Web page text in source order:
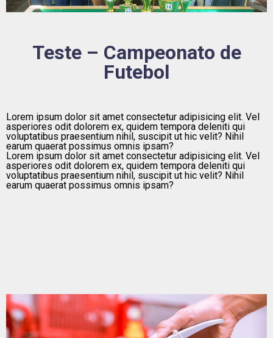
Teste – Campeonato de
Futebol
Lorem ipsum dolor sit amet consectetur adipisicing elit. Vel
asperiores odit dolorem ex, quidem tempora deleniti qui
voluptatibus praesentium nihil, suscipit ut hic velit? Nihil
earum quaerat possimus omnis ipsam?
Lorem ipsum dolor sit amet consectetur adipisicing elit. Vel
asperiores odit dolorem ex, quidem tempora deleniti qui
voluptatibus praesentium nihil, suscipit ut hic velit? Nihil
earum quaerat possimus omnis ipsam?